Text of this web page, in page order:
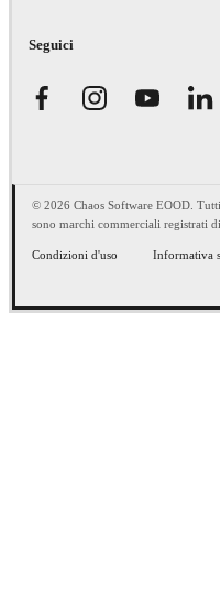
Seguici
© 2026 Chaos Software EOOD.
sono marchi commerciali registrati
Condizioni d'uso Informativa